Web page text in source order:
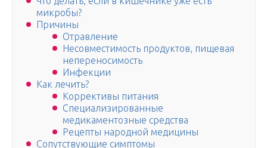
микробы?
Причины
Отравление
Несовместимость продуктов, пищевая
непереносимость
Инфекции
Как лечить?
Коррективы питания
Специализированные
медикаментозные средства
Рецепты народной медицины
Сопутствующие симптомы